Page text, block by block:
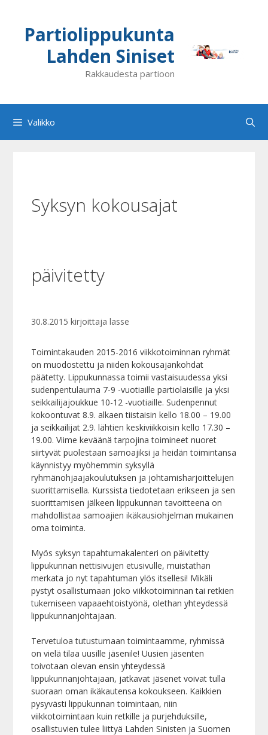
Partiolippukunta
Lahden Siniset
Rakkaudesta partioon
Valikko
Syksyn kokousajat
päivitetty
30.8.2015 kirjoittajalasse
Toimintakauden 2015-2016 viikkotoiminnan ryhmät
on muodostettu ja niiden kokousajankohdat
päätetty. Lippukunnassa toimii vastaisuudessa yksi
sudenpentulauma 7-9 -vuotiaille partiolaisille ja yksi
seikkailijajoukkue 10-12 -vuotiaille. Sudenpennut
kokoontuvat 8.9. alkaen tiistaisin kello 18.00 – 19.00
ja seikkailijat 2.9. lähtien keskiviikkoisin kello 17.30 –
19.00. Viime keväänä tarpojina toimineet nuoret
siirtyvät puolestaan samoajiksi ja heidän toimintansa
käynnistyy myöhemmin syksyllä
ryhmänohjaajakoulutuksen ja johtamisharjoittelujen
suorittamisella. Kurssista tiedotetaan erikseen ja sen
suorittamisen jälkeen lippukunnan tavoitteena on
mahdollistaa samoajien ikäkausiohjelman mukainen
oma toiminta.
Myös syksyn tapahtumakalenteri on päivitetty
lippukunnan nettisivujen etusivulle, muistathan
merkata jo nyt tapahtuman ylös itsellesi! Mikäli
pystyt osallistumaan joko viikkotoiminnan tai retkien
tukemiseen vapaaehtoistyönä, olethan yhteydessä
lippukunnanjohtajaan.
Tervetuloa tutustumaan toimintaamme, ryhmissä
on vielä tilaa uusille jäsenile! Uusien jäsenten
toivotaan olevan ensin yhteydessä
lippukunnanjohtajaan, jatkavat jäsenet voivat tulla
suoraan oman ikäkautensa kokoukseen. Kaikkien
pysyvästi lippukunnan toimintaan, niin
viikkotoimintaan kuin retkille ja purjehduksille,
osallistuvien tulee liittyä Lahden Sinisten ja Suomen